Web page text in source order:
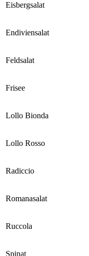
Eisbergsalat
Endiviensalat
Feldsalat
Frisee
Lollo Bionda
Lollo Rosso
Radiccio
Romanasalat
Ruccola
Spinat